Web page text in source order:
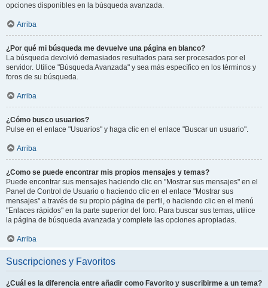
opciones disponibles en la búsqueda avanzada.
Arriba
¿Por qué mi búsqueda me devuelve una página en blanco?
La búsqueda devolvió demasiados resultados para ser procesados por el
servidor. Utilice "Búsqueda Avanzada" y sea más específico en los términos y
foros de su búsqueda.
Arriba
¿Cómo busco usuarios?
Pulse en el enlace "Usuarios" y haga clic en el enlace "Buscar un usuario".
Arriba
¿Como se puede encontrar mis propios mensajes y temas?
Puede encontrar sus mensajes haciendo clic en "Mostrar sus mensajes" en el
Panel de Control de Usuario o haciendo clic en el enlace "Mostrar sus
mensajes" a través de su propio página de perfil, o haciendo clic en el menú
"Enlaces rápidos" en la parte superior del foro. Para buscar sus temas, utilice
la página de búsqueda avanzada y complete las opciones apropiadas.
Arriba
Suscripciones y Favoritos
¿Cuál es la diferencia entre añadir como Favorito y suscribirme a un tema?